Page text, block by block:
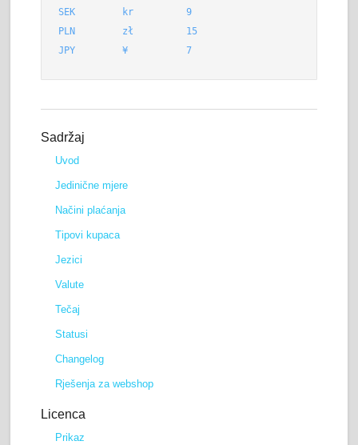
SEK
kr
9
PLN
zł
15
JPY
¥ 7
Sadržaj
Uvod
Jedinične mjere
Načini plaćanja
Tipovi kupaca
Jezici
Valute
Tečaj
Statusi
Changelog
Rješenja za webshop
Licenca
Prikaz